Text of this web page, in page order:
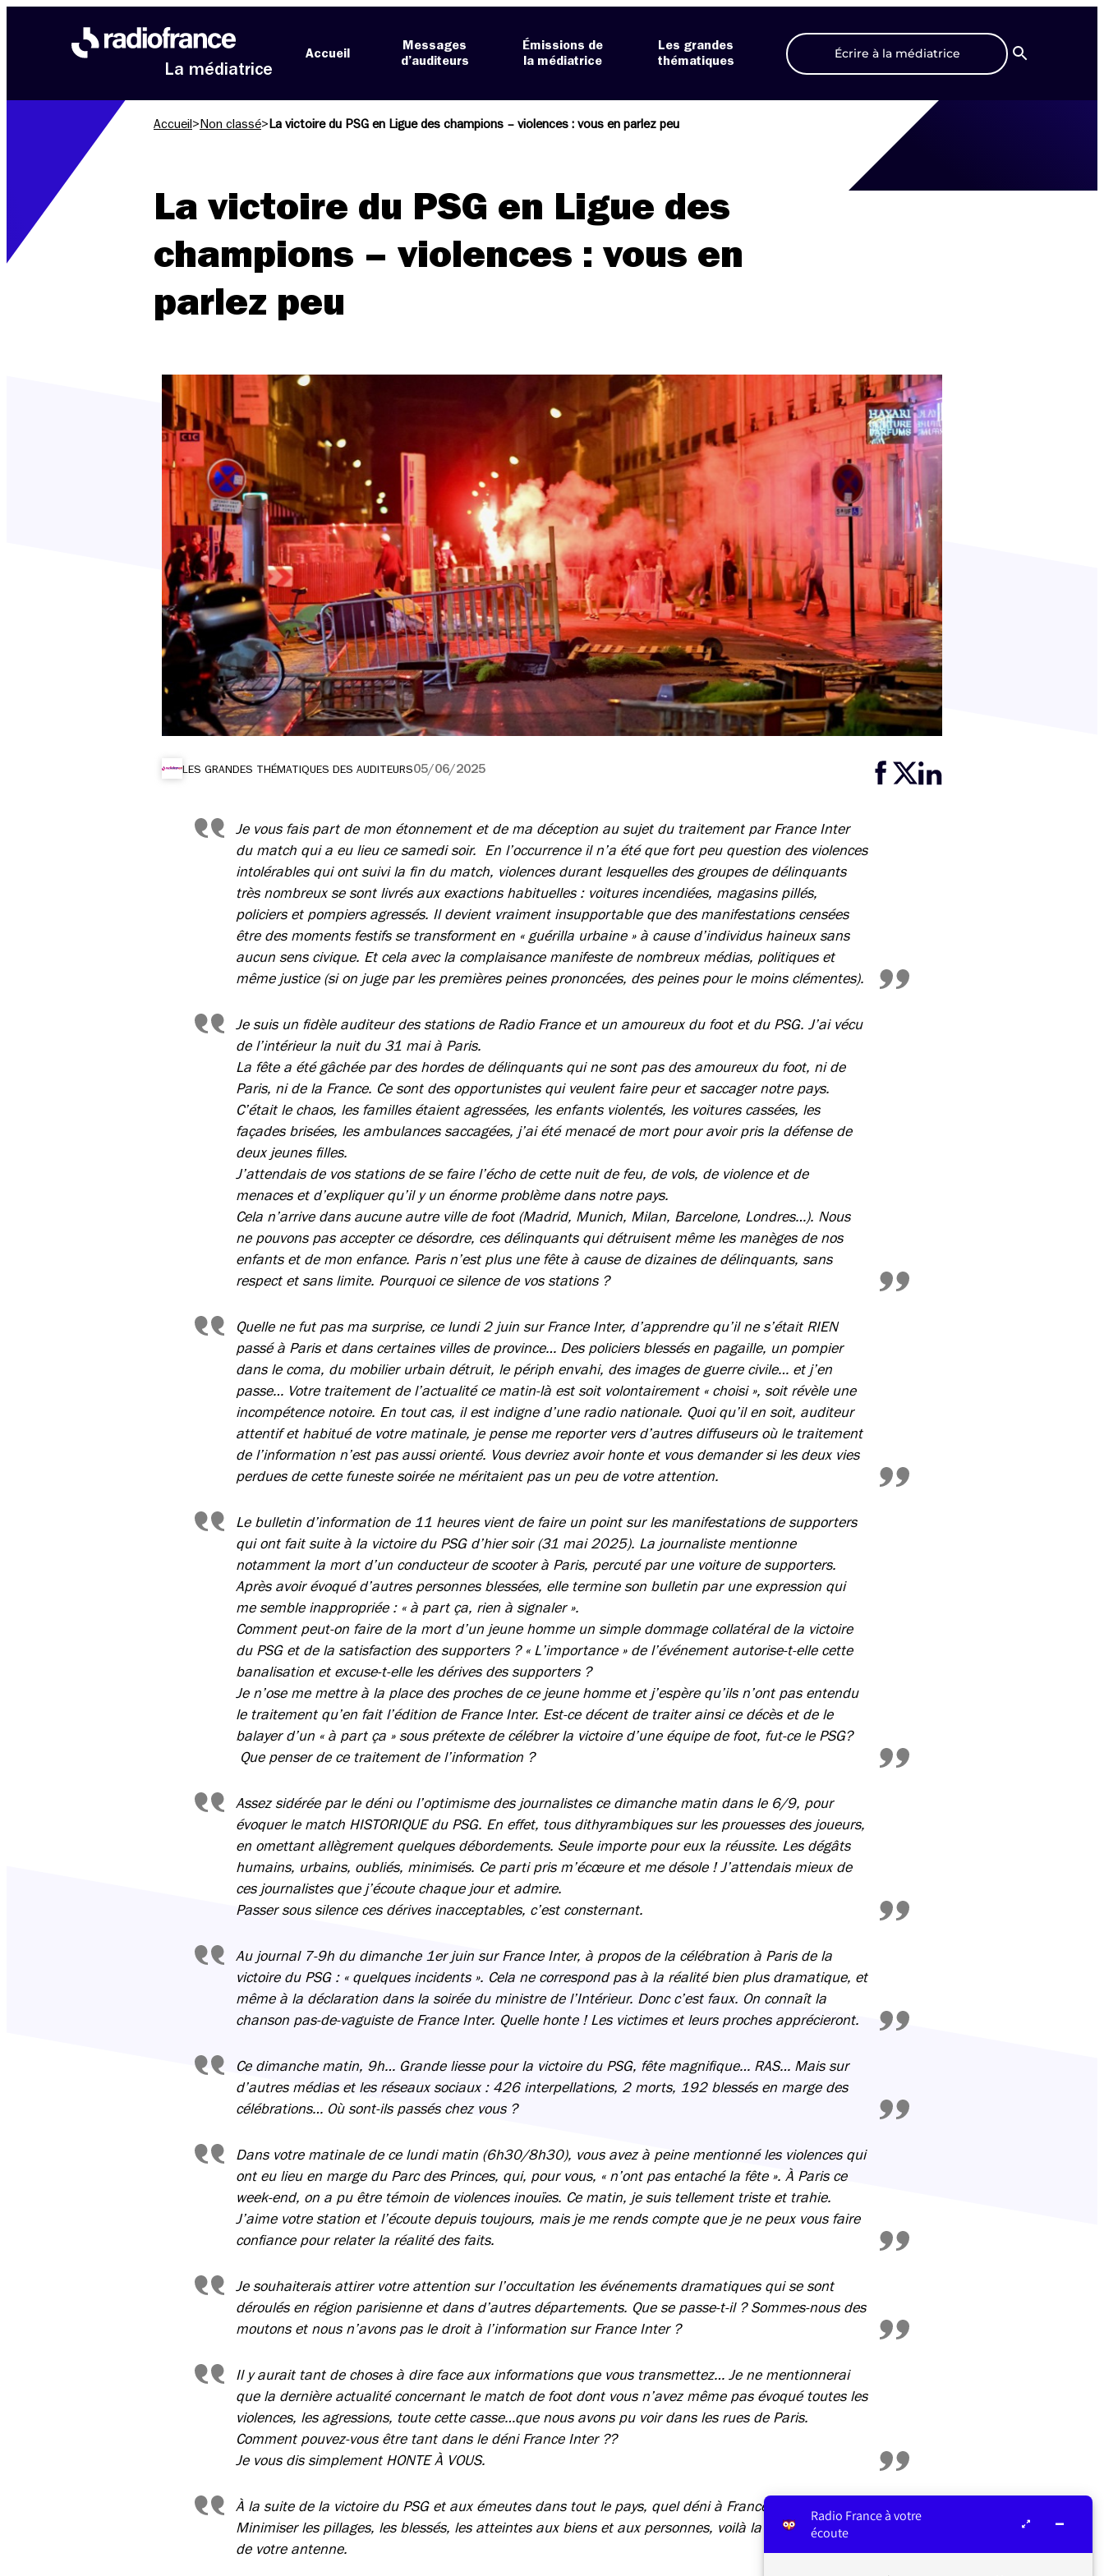
La médiatrice
Accueil
Messages
d’auditeurs
Émissions de
la médiatrice
Les grandes
thématiques
Écrire à la médiatrice
Recherche
Accueil > Non classé> La victoire du PSG en Ligue des champions – violences : vous en parlez peu
La victoire du PSG en Ligue des
champions – violences : vous en
parlez peu
LES GRANDES THÉMATIQUES DES AUDITEURS05/06/2025
Je vous fais part de mon étonnement et de ma déception au sujet du traitement par France Inter
du match qui a eu lieu ce samedi soir. En l’occurrence il n’a été que fort peu question des violences
intolérables qui ont suivi la fin du match, violences durant lesquelles des groupes de délinquants
très nombreux se sont livrés aux exactions habituelles : voitures incendiées, magasins pillés,
policiers et pompiers agressés. Il devient vraiment insupportable que des manifestations censées
être des moments festifs se transforment en « guérilla urbaine » à cause d’individus haineux sans
aucun sens civique. Et cela avec la complaisance manifeste de nombreux médias, politiques et
même justice (si on juge par les premières peines prononcées, des peines pour le moins clémentes).
Je suis un fidèle auditeur des stations de Radio France et un amoureux du foot et du PSG. J’ai vécu
de l’intérieur la nuit du 31 mai à Paris.
La fête a été gâchée par des hordes de délinquants qui ne sont pas des amoureux du foot, ni de
Paris, ni de la France. Ce sont des opportunistes qui veulent faire peur et saccager notre pays.
C’était le chaos, les familles étaient agressées, les enfants violentés, les voitures cassées, les
façades brisées, les ambulances saccagées, j’ai été menacé de mort pour avoir pris la défense de
deux jeunes filles.
J’attendais de vos stations de se faire l’écho de cette nuit de feu, de vols, de violence et de
menaces et d’expliquer qu’il y un énorme problème dans notre pays.
Cela n’arrive dans aucune autre ville de foot (Madrid, Munich, Milan, Barcelone, Londres…). Nous
ne pouvons pas accepter ce désordre, ces délinquants qui détruisent même les manèges de nos
enfants et de mon enfance. Paris n’est plus une fête à cause de dizaines de délinquants, sans
respect et sans limite. Pourquoi ce silence de vos stations ?
Quelle ne fut pas ma surprise, ce lundi 2 juin sur France Inter, d’apprendre qu’il ne s’était RIEN
passé à Paris et dans certaines villes de province… Des policiers blessés en pagaille, un pompier
dans le coma, du mobilier urbain détruit, le périph envahi, des images de guerre civile… et j’en
passe… Votre traitement de l’actualité ce matin-là est soit volontairement « choisi », soit révèle une
incompétence notoire. En tout cas, il est indigne d’une radio nationale. Quoi qu’il en soit, auditeur
attentif et habitué de votre matinale, je pense me reporter vers d’autres diffuseurs où le traitement
de l’information n’est pas aussi orienté. Vous devriez avoir honte et vous demander si les deux vies
perdues de cette funeste soirée ne méritaient pas un peu de votre attention.
Le bulletin d’information de 11 heures vient de faire un point sur les manifestations de supporters
qui ont fait suite à la victoire du PSG d’hier soir (31 mai 2025). La journaliste mentionne
notamment la mort d’un conducteur de scooter à Paris, percuté par une voiture de supporters.
Après avoir évoqué d’autres personnes blessées, elle termine son bulletin par une expression qui
me semble inappropriée : « à part ça, rien à signaler ».
Comment peut-on faire de la mort d’un jeune homme un simple dommage collatéral de la victoire
du PSG et de la satisfaction des supporters ? « L’importance » de l’événement autorise-t-elle cette
banalisation et excuse-t-elle les dérives des supporters ?
Je n’ose me mettre à la place des proches de ce jeune homme et j’espère qu’ils n’ont pas entendu
le traitement qu’en fait l’édition de France Inter. Est-ce décent de traiter ainsi ce décès et de le
balayer d’un « à part ça » sous prétexte de célébrer la victoire d’une équipe de foot, fut-ce le PSG?
Que penser de ce traitement de l’information ?
Assez sidérée par le déni ou l’optimisme des journalistes ce dimanche matin dans le 6/9, pour
évoquer le match HISTORIQUE du PSG. En effet, tous dithyrambiques sur les prouesses des joueurs,
en omettant allègrement quelques débordements. Seule importe pour eux la réussite. Les dégâts
humains, urbains, oubliés, minimisés. Ce parti pris m’écœure et me désole ! J’attendais mieux de
ces journalistes que j’écoute chaque jour et admire.
Passer sous silence ces dérives inacceptables, c’est consternant.
Au journal 7-9h du dimanche 1er juin sur France Inter, à propos de la célébration à Paris de la
victoire du PSG : « quelques incidents ». Cela ne correspond pas à la réalité bien plus dramatique, et
même à la déclaration dans la soirée du ministre de l’Intérieur. Donc c’est faux. On connaît la
chanson pas-de-vaguiste de France Inter. Quelle honte ! Les victimes et leurs proches apprécieront.
Ce dimanche matin, 9h… Grande liesse pour la victoire du PSG, fête magnifique… RAS… Mais sur
d’autres médias et les réseaux sociaux : 426 interpellations, 2 morts, 192 blessés en marge des
célébrations… Où sont-ils passés chez vous ?
Dans votre matinale de ce lundi matin (6h30/8h30), vous avez à peine mentionné les violences qui
ont eu lieu en marge du Parc des Princes, qui, pour vous, « n’ont pas entaché la fête ». À Paris ce
week-end, on a pu être témoin de violences inouïes. Ce matin, je suis tellement triste et trahie.
J’aime votre station et l’écoute depuis toujours, mais je me rends compte que je ne peux vous faire
confiance pour relater la réalité des faits.
Je souhaiterais attirer votre attention sur l’occultation les événements dramatiques qui se sont
déroulés en région parisienne et dans d’autres départements. Que se passe-t-il ? Sommes-nous des
moutons et nous n’avons pas le droit à l’information sur France Inter ?
Il y aurait tant de choses à dire face aux informations que vous transmettez… Je ne mentionnerai
que la dernière actualité concernant le match de foot dont vous n’avez même pas évoqué toutes les
violences, les agressions, toute cette casse…que nous avons pu voir dans les rues de Paris.
Comment pouvez-vous être tant dans le déni France Inter ??
Je vous dis simplement HONTE À VOUS.
À la suite de la victoire du PSG et aux émeutes dans tout le pays, quel déni à France Inter.
Minimiser les pillages, les blessés, les atteintes aux biens et aux personnes, voilà la ligne éditoriale
de votre antenne.
Radio France à votre
écoute